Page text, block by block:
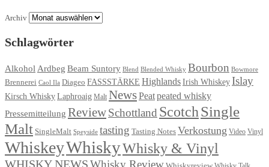
Archiv
Schlagwörter
Alkohol Ardbeg Beam Suntory Blend Blended Whisky Bourbon Bowmore
Brennerei Caol Ila Diageo FASSSTÄRKE HighlandsIrish WhiskeyIslay
Kirsch Whisky Laphroaig Malt NewsPeatpeated whisky
Pressemitteilung ReviewSchottland ScotchSingle
Malt SingleMalt Speyside tasting Tasting Notes Verkostung Video Vinyl
WhiskeyWhiskyWhisky & Vinyl
WHISKY NEWSWhisky Review